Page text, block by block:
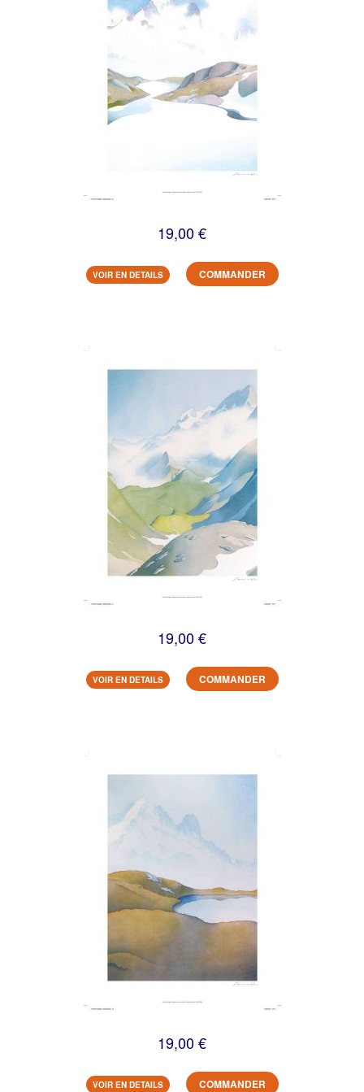
19,00 €
VOIR EN DETAILS COMMANDER
19,00 €
VOIR EN DETAILS COMMANDER
19,00 €
VOIR EN DETAILS COMMANDER